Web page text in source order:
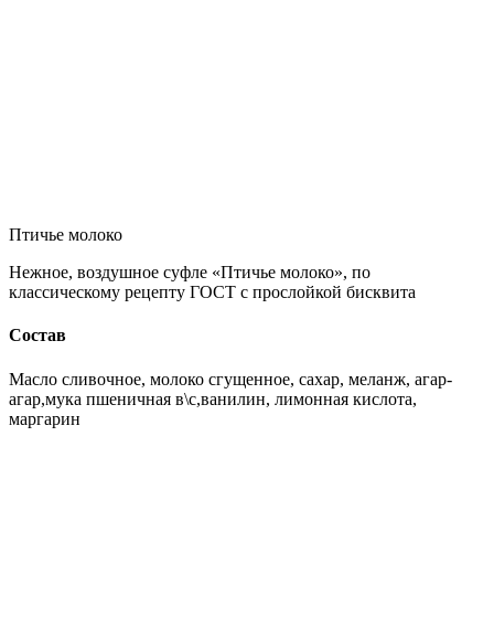
Птичье молоко
Нежное, воздушное суфле «Птичье молоко», по
классическому рецепту ГОСТ с прослойкой бисквита
Состав
Масло сливочное, молоко сгущенное, сахар, меланж, агар-
агар,мука пшеничная в\с,ванилин, лимонная кислота,
маргарин